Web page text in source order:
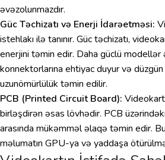
əvəzolunmazdır.
Güc Təchizatı və Enerji İdarəetməsi:
istehlakı ilə tanınır. Güc təchizatı,
enerjini təmin edir. Daha güclü modellər
konnektorlarına ehtiyac duyur və
uzunömürlülük təmin edilir.
PCB (Printed Circuit Board):
birləşdirən əsas lövhədir. PCB
arasında mükəmməl əlaqə təmin edir.
məlumatın GPU-ya və yaddaşa